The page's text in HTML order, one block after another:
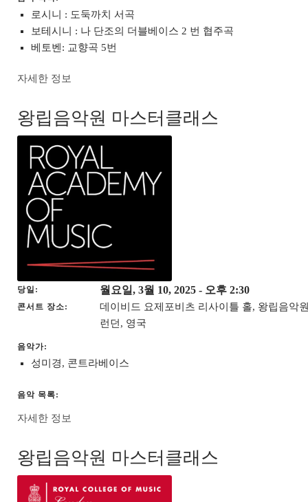
로시니 : 도둑까치 서곡
보테시니 : 나 단조의 더블베이스 2 번 협주곡
베토벤: 교향곡 5번
자세한 정보
왕립음악원 마스터클래스
당일 월요일, 3월 10, 2025 - 오후 2:30
콘서트 장소
데이비드 요제포비츠 리사이틀 홀, 왕립음악
런던, 영국
음악가:
성미경, 콘트라베이스
음악 목록:
자세한 정보
왕립음악원 마스터클래스